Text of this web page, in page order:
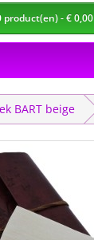
product(en) - € 0,00
BART beige